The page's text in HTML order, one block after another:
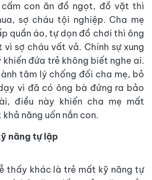
con ăn đồ ngọt, đồ vặt thì
sợ cháu tội nghiệp. Cha mẹ
quần áo, tự dọn đồ chơi thì ông
sợ cháu vất vả. Chính sự xung
khiến đứa trẻ không biết nghe ai.
tâm lý chống đối cha mẹ, bỏ
vì đã có ông bà đứng ra bảo
điều này khiến cha mẹ mất
năng uốn nắn con.
năng tự lập
thấy khác là trẻ mất kỹ năng tự